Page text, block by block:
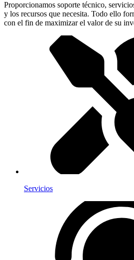
Proporcionamos soporte técnico,
y los recursos que necesita. Todo ello
con el fin de maximizar el valor de su
Servicios